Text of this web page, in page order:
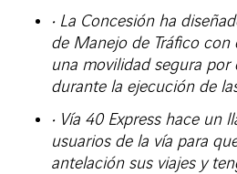
• La Concesión ha
de Manejo de Tráfico con
una movilidad segura por
durante la ejecución de
• Vía 40 Express hace un
usuarios de la vía para
antelación sus viajes y